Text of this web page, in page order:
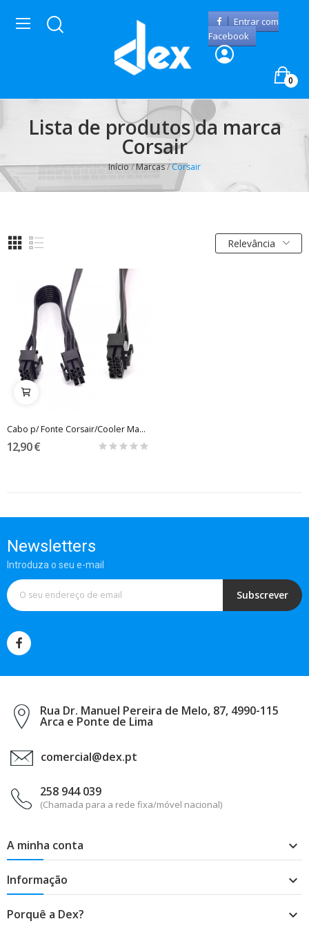
Entrar com
Facebook
0
Lista de produtos da marca
Corsair
Início Marcas Corsair
Relevância
Cabo p/ Fonte Corsair/Cooler Master PCIE 8pin 6+2
12,90 €
Newsletters
Introduza o seu e-mail
Subscrever
Rua Dr. Manuel Pereira de Melo, 87, 4990-115
Arca e Ponte de Lima
comercial@dex.pt
258 944 039
(Chamada para a rede fixa/móvel nacional)
A minha conta 
Informação 
Porquê a Dex? 